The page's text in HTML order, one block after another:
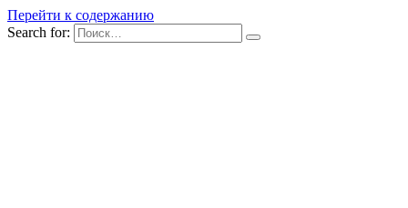
Перейти к содержанию
Search for: